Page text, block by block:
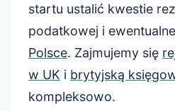
startu ustalić kwestie
podatkowej i
Polsce. Zajmujemy się
w UK i brytyjską
kompleksowo.